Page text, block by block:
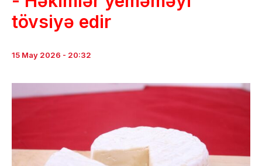
tövsiyə edir
15 May 2026 - 20:32